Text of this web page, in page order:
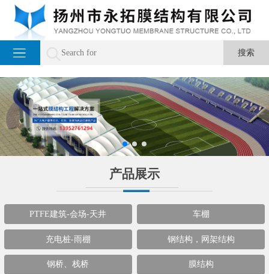
产品展示
PTFE建筑-会场-天井 车棚
充电桩-雨棚 钢结构，网架结构
钢桥、栈桥 膜结构